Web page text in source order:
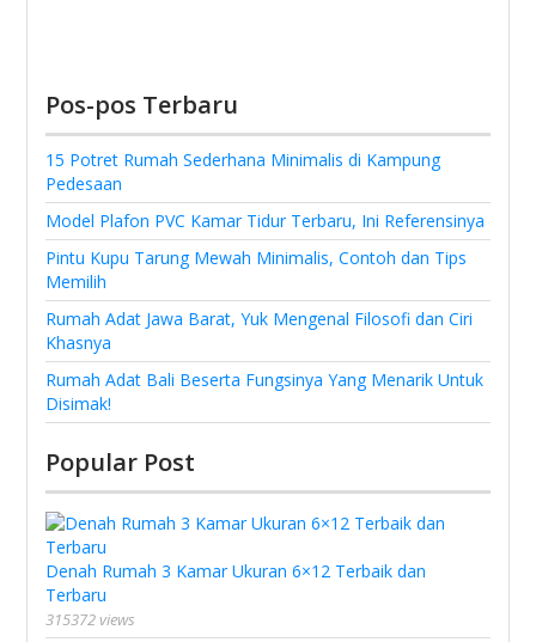
Pos-pos Terbaru
15 Potret Rumah Sederhana Minimalis di Kampung
Pedesaan
Model Plafon PVC Kamar Tidur Terbaru, Ini Referensinya
Pintu Kupu Tarung Mewah Minimalis, Contoh dan Tips
Memilih
Rumah Adat Jawa Barat, Yuk Mengenal Filosofi dan Ciri
Khasnya
Rumah Adat Bali Beserta Fungsinya Yang Menarik Untuk
Disimak!
Popular Post
Denah Rumah 3 Kamar Ukuran 6×12 Terbaik dan
Terbaru
315372 views